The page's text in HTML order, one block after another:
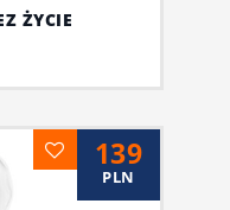
ŻYCIE
139
PLN